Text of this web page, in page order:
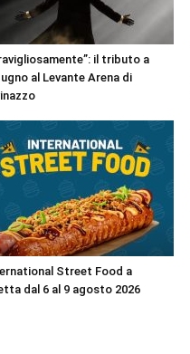
il tributo a
al Levante Arena di
Street Food a
dal 6 al 9 agosto 2026